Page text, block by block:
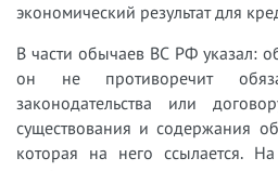
экономический результат для
В части обычаев ВС РФ указал:
он не противоречит
законодательства или
существования и содержания
которая на него ссылается.